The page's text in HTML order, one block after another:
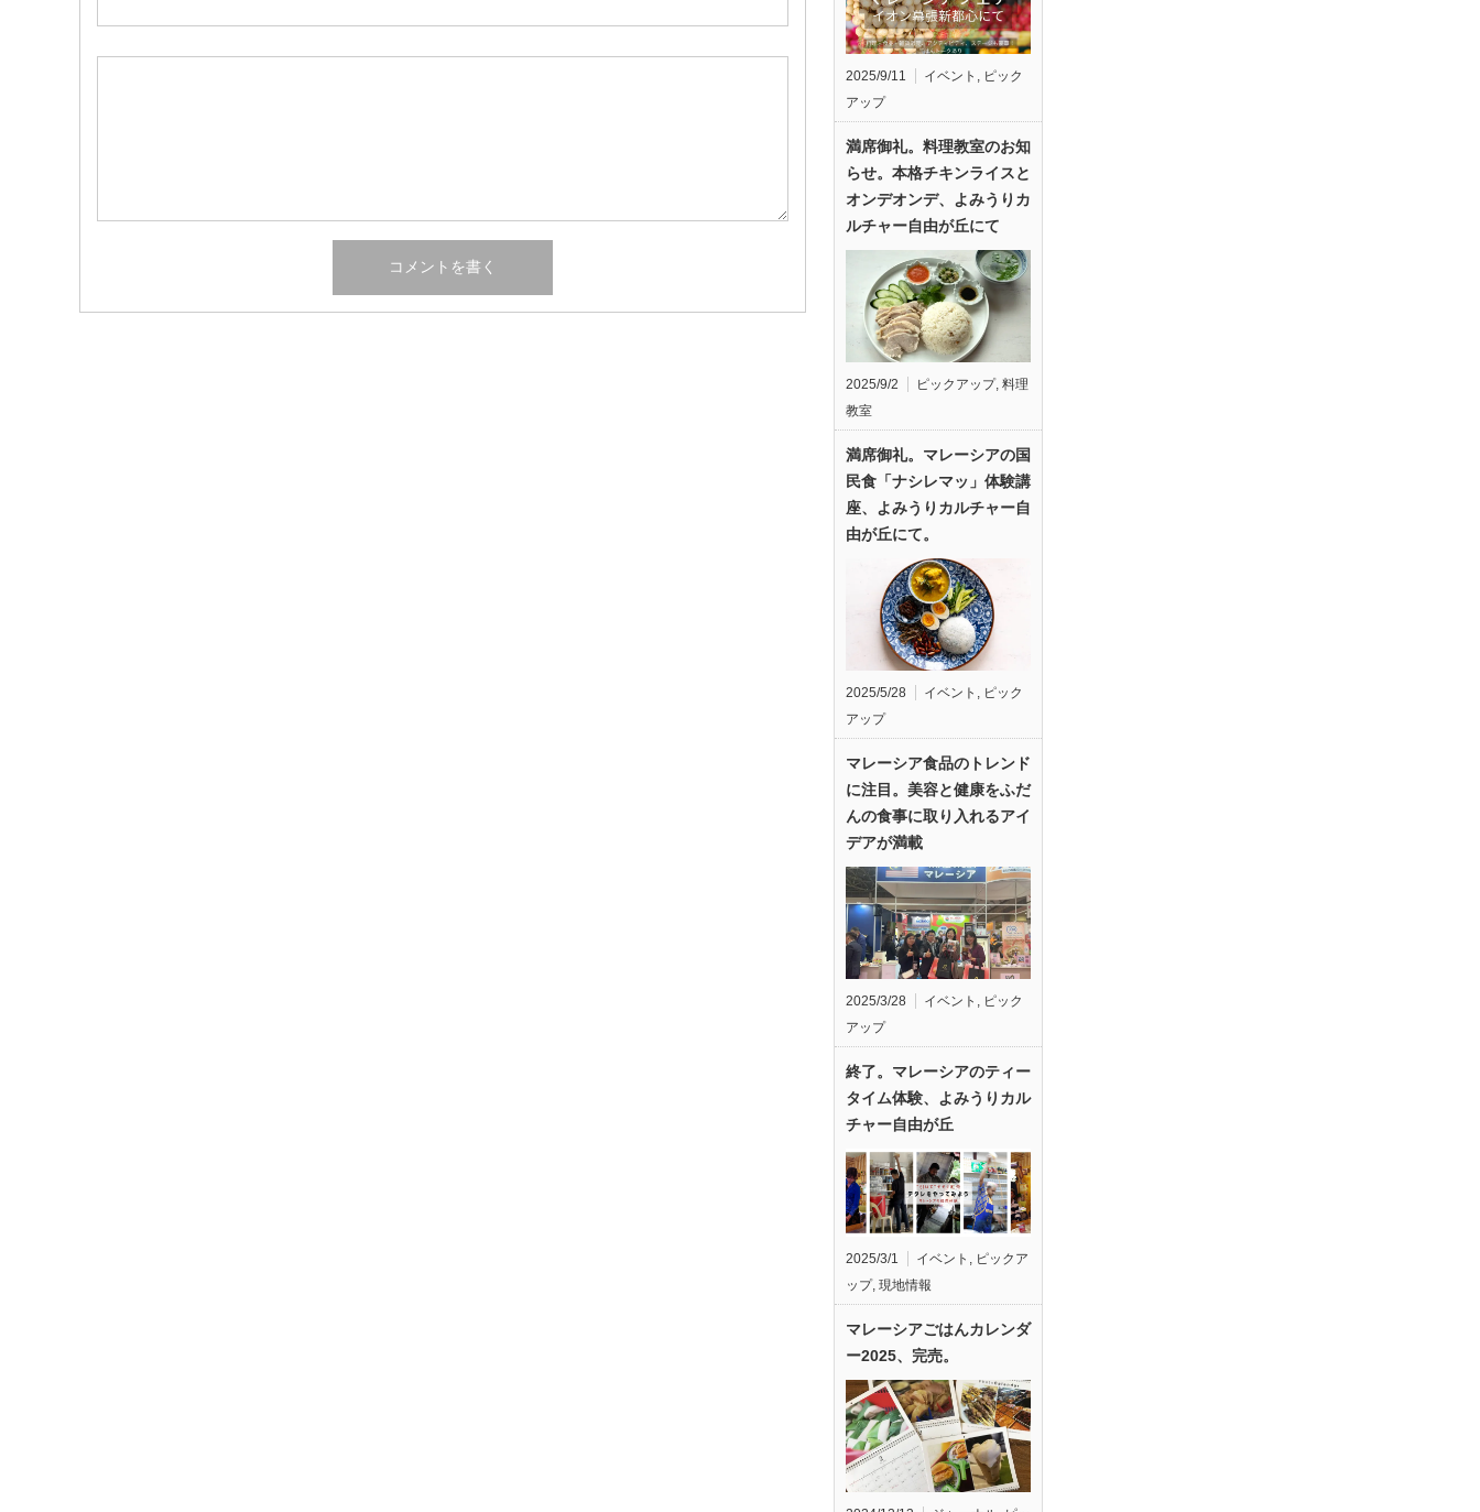
2025/9/11 イベント , ピック
アップ
満席御礼。料理教室のお知
らせ。本格チキンライスと
オンデオンデ、よみうりカ
ルチャー自由が丘にて
2025/9/2 ピックアップ, 料理
教室
満席御礼。マレーシアの国
民食「ナシレマッ」体験講
座、よみうりカルチャー自
由が丘にて。
2025/5/28 イベント , ピック
アップ
マレーシア食品のトレンド
に注目。美容と健康をふだ
んの食事に取り入れるアイ
デアが満載
2025/3/28 イベント
ピック
アップ
終了。マレーシアのティー
タイム体験、よみうりカル
チャー自由が丘
2025/3/1 イベント , ピックア
ップ, 現地情報
マレーシアごはんカレンダ
ー2025、完売。